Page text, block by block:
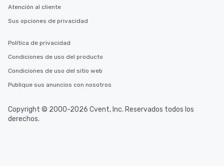
Atención al cliente
Sus opciones de privacidad
Política de privacidad
Condiciones de uso del producto
Condiciones de uso del sitio web
Publique sus anuncios con nosotros
Copyright © 2000-2026 Cvent, Inc. Reservados todos los
derechos.